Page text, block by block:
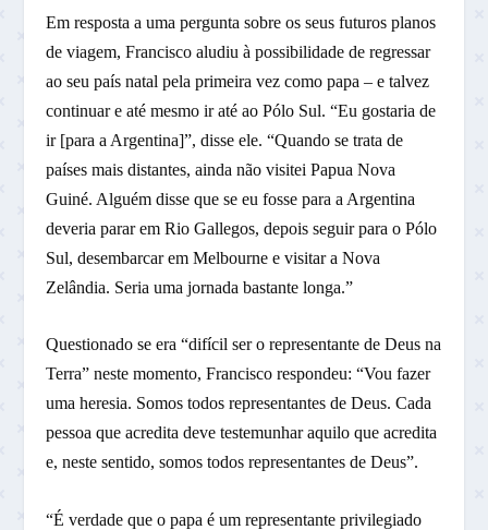
Em resposta a uma pergunta sobre os seus futuros planos
de viagem, Francisco aludiu à possibilidade de regressar
ao seu país natal pela primeira vez como papa – e talvez
continuar e até mesmo ir até ao Pólo Sul. “Eu gostaria de
ir [para a Argentina]”, disse ele. “Quando se trata de
países mais distantes, ainda não visitei Papua Nova
Guiné. Alguém disse que se eu fosse para a Argentina
deveria parar em Rio Gallegos, depois seguir para o Pólo
Sul, desembarcar em Melbourne e visitar a Nova
Zelândia. Seria uma jornada bastante longa.”
Questionado se era “difícil ser o representante de Deus na
Terra” neste momento, Francisco respondeu: “Vou fazer
uma heresia. Somos todos representantes de Deus. Cada
pessoa que acredita deve testemunhar aquilo que acredita
e, neste sentido, somos todos representantes de Deus”.
“É verdade que o papa é um representante privilegiado